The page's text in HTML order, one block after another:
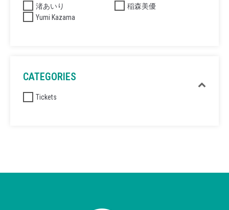
渚あいり
稲森美優
Yumi Kazama
CATEGORIES
Tickets